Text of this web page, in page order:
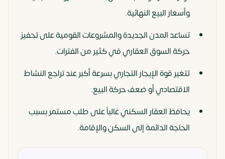
وأسعار البيع النهائية.
تساعد المدن الجديدة والمشروعات القومية على تحفيز
حركة السوق العقاري في كثير من الفترات.
تتغير قوة الإيجار التجاري بسرعة أكبر عند تراجع النشاط
الاقتصادي أو ضعف حركة البيع.
يحافظ العقار السكني غالباً على طلب مستمر بسبب
الحاجة الدائمة إلى السكن والإقامة.